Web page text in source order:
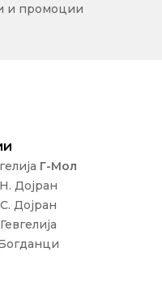
и промоции
Г-Мол
Дојран
Дојран